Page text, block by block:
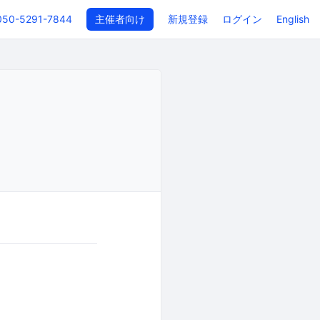
5291-7844 主催者向け 新規登録 ログイン English